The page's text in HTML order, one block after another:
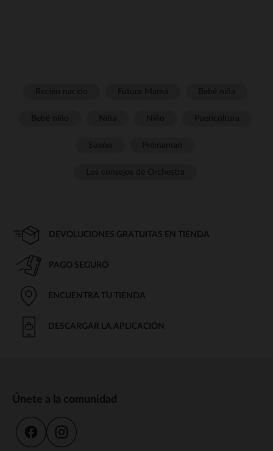
DEVOLUCIONES GRATUITAS EN TIENDA
PAGO SEGURO
ENCUENTRA TU TIENDA
DESCARGAR LA APLICACIÓN
Únete a la comunidad